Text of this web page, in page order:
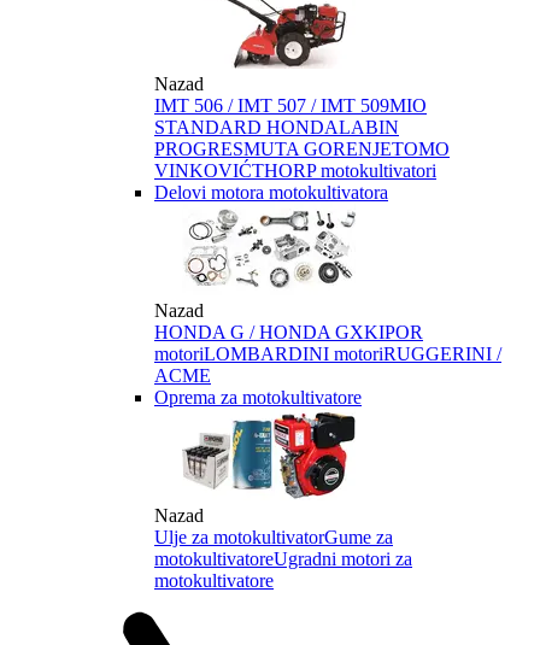
Nazad
IMT 506 / IMT 507 / IMT 509MIO
STANDARD HONDALABIN
PROGRESMUTA GORENJETOMO
VINKOVIĆTHORP motokultivatori
Delovi motora motokultivatora
Nazad
HONDA G / HONDA GXKIPOR
motoriLOMBARDINI motoriRUGGERINI /
ACME
Oprema za motokultivatore
Nazad
Ulje za motokultivatorGume za
motokultivatoreUgradni motori za
motokultivatore